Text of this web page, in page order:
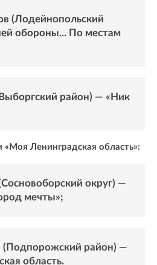
(Лодейнопольский
обороны... По местам
район) — «Ник
Ленинградская область»:
округ) —
мечты»;
(Подпорожский район) —
область.